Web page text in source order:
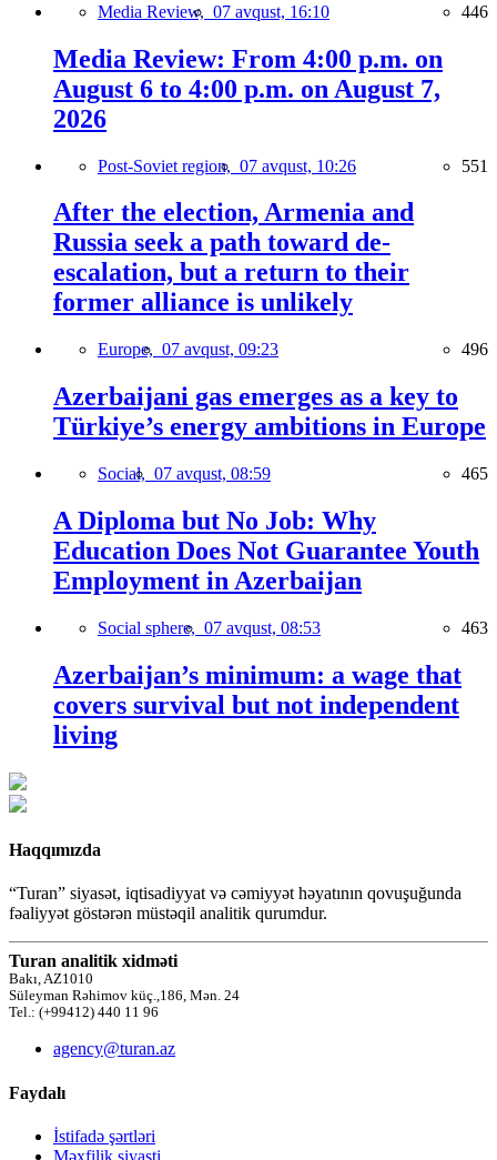
Media Review, 07 avqust, 16:10 446
Media Review: From 4:00 p.m. on
August 6 to 4:00 p.m. on August 7,
2026
Post-Soviet region, 07 avqust, 10:26 551
After the election, Armenia and
Russia seek a path toward de-
escalation, but a return to their
former alliance is unlikely
Europe, 07 avqust, 09:23 496
Azerbaijani gas emerges as a key to
Türkiye’s energy ambitions in Europe
Social, 07 avqust, 08:59 465
A Diploma but No Job: Why
Education Does Not Guarantee Youth
Employment in Azerbaijan
Social sphere, 07 avqust, 08:53 463
Azerbaijan’s minimum: a wage that
covers survival but not independent
living
Haqqımızda
“Turan” siyasət, iqtisadiyyat və cəmiyyət həyatının qovuşuğunda
fəaliyyət göstərən müstəqil analitik qurumdur.
Turan analitik xidməti
Bakı, AZ1010
Süleyman Rəhimov küç.,186, Mən. 24
Tel.: (+99412) 440 11 96
agency@turan.az
Faydalı
İstifadə şərtləri
Məxfilik siyasti